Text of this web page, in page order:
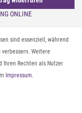
ONLINE
& kürzen
& UV-Schutz
Material-Guide
richtig organisieren
sind essenziell, während
Weitere
Ihren Rechten als Nutzer
Impressum.